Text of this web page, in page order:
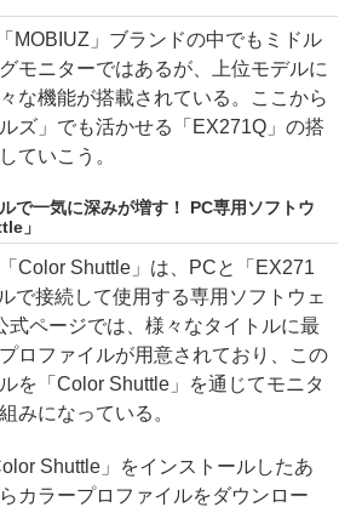
MOBIUZ」ブランドの中でもミドル
モニターではあるが、上位モデルに
な機能が搭載されている。ここから
ズ」でも活かせる「EX271Q」の搭
ていこう。
で一気に深みが増す！ PC専用ソフトウ
」
Color Shuttle」は、PCと「EX271
で接続して使用する専用ソフトウェ
式ページでは、様々なタイトルに最
ロファイルが用意されており、この
を「Color Shuttle」を通じてモニタ
みになっている。
Shuttle」をインストールしたあ
カラープロファイルをダウンロー